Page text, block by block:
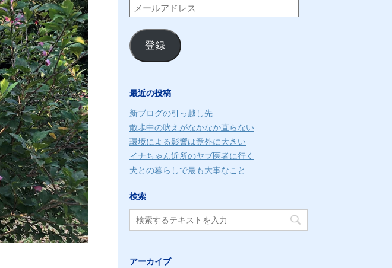
メ
ー
ル
ア
ス
登録
最近の投稿
新ブログの引っ越し先
散歩中の吠えがなかなか直らない
環境による影響は意外に大きい
イナちゃん近所のヤブ医者に行く
犬との暮らしで最も大事なこと
検索
アーカイブ